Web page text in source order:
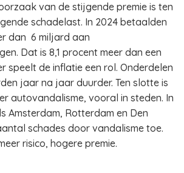
van de stijgende premie is ten
schadelast. In 2024 betaalden
dan 6 miljard aan
Dat is 8,1 procent meer dan een
speelt de inflatie een rol. Onderdelen
jaar na jaar duurder. Ten slotte is
autovandalisme, vooral in steden. In
Amsterdam, Rotterdam en Den
schades door vandalisme toe.
risico, hogere premie.